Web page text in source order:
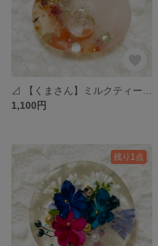
1,100円
残り1点